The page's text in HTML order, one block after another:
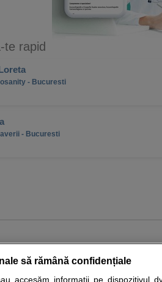
te rapid
- Bucuresti
- Bucuresti
să rămână confidențiale
accesăm informații pe dispozitivul